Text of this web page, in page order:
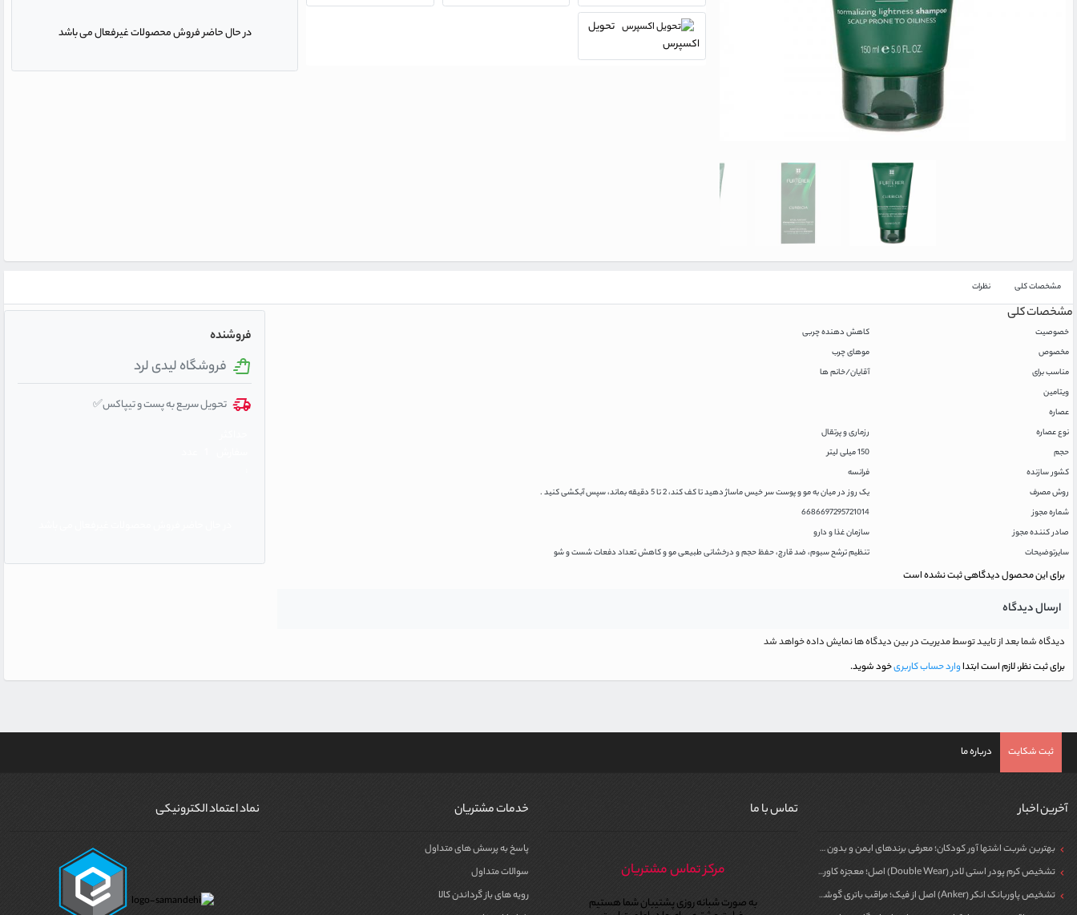
تحویل
اکسپرس
در حال حاضر فروش محصولات غیرفعال می باشد
مشخصات کلی نظرات
مشخصات کلی
خصوصیت
کاهش دهنده چربی
مخصوص
موهای چرب
مناسب برای
آقایان/خانم ها
ویتامین
عصاره
نوع عصاره
رزماری و پرتقال
حجم
150 میلی لیتر
کشور سازنده
فرانسه
روش مصرف
یک روز در میان به مو و پوست سر خیس ماساژ دهید تا کف کند، 2 تا 5 دقیقه بماند، سپس آبکشی کنید .
شماره مجوز
6686697295721014
صادر کننده مجوز
سازمان غذا و دارو
سایرتوضیحات
تنظیم ترشح سبوم، ضد قارچ، حفظ حجم و درخشانی طبیعی مو و کاهش تعداد دفعات شست و شو
برای این محصول دیدگاهی ثبت نشده است
ارسال دیدگاه
دیدگاه شما بعد از تایید توسط مدیریت در بین دیدگاه ها نمایش داده خواهد شد
برای ثبت نظر، لازم است ابتداوارد حساب کاربریخود شوید.
فروشنده
فروشگاه لیدی لرد
تحویل سریع به پست و تیپاکس✅
ثبت شکایت درباره ما
آخرین اخبار
بهترین شربت اشتها آور کودکان؛ معرفی برندهای ایمن و بدون سیپروهپتادین
تشخیص کرم پودر استی لادر (Double Wear) اصل؛ معجزه کاور برای پوست
تشخیص پاوربانک انکر (Anker) اصل از فیک؛ مراقب باتری گوشی خود باشید!
تماس با ما
مرکز تماس مشتریان
به صورت شبانه روزی پشتیبان شما هستیم
خدمات مشتریان
پاسخ به پرسش های متداول
سوالات متداول
رویه های باز گرداندن کالا
نماد اعتماد الکترونیکی